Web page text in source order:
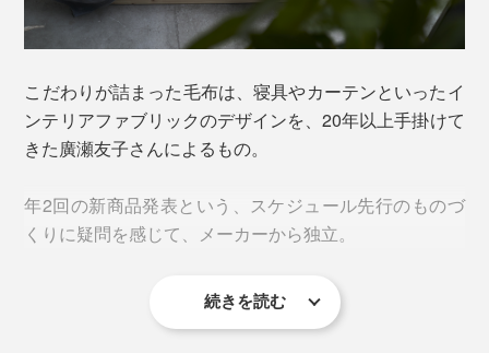
ロンドン睡眠センターの研究者、クリス・イジコフスキ
この受容体は、1日の体内リズムを脳に伝えているの
吸水性のいいコットンだから、冬はもちろん、夏もおす
すめ。
もともと、コットンを使った綿毛布は、エアコンの効い
過ごすためにつくられました。
グレープフルーツの種子から抽出した、天然由来の抗菌
こだわりが詰まった毛布は、寝具やカーテンといったイ
ンテリアファブリックのデザインを、20年以上手掛けて
きた廣瀬友子さんによるもの。
年2回の新商品発表という、スケジュール先行のものづ
くりに疑問を感じて、メーカーから独立。
以来、息の長いものづくりを追求し続け、2019年、現
続きを読む